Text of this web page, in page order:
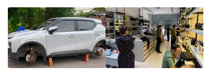
® Cấm sao chép dưới mọi hình thức nếu không có sự chấp
thuận bằng văn bản. Ghi rõ nguồn VTV.vn khi phát hành lại
thông tin từ website này.